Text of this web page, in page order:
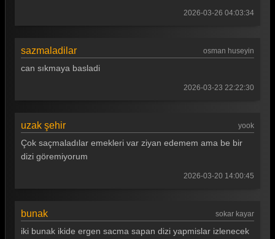
2026-03-26 04:03:34
sazmaladilar osman huseyin
can sıkmaya basladi
2026-03-23 22:22:30
uzak şehir yook
Çok saçmaladılar emekleri var ziyan edemem ama be bir
dizi göremiyorum
2026-03-20 14:00:45
bunak sokar kayar
iki bunak ikide ergen sacma sapan dizi yapmislar izlenecek